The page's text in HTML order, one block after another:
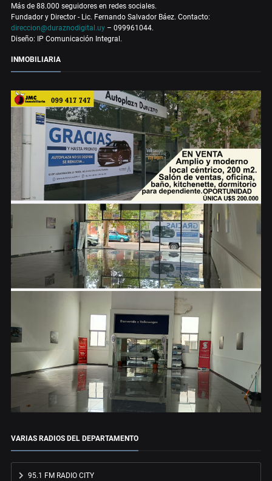
Más de 88.000 seguidores en redes sociales.
Fundador y Director - Lic. Fernando Salvador Báez. Contacto:
direccion@duraznodigital.uy – 099961044.
Diseño: IP Comunicación Integral.
INMOBILIARIA
VARIAS RADIOS DEL DEPARTAMENTO
95.1 FM RADIO CITY